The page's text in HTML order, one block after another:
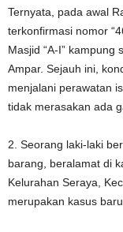
Ternyata, pada awal
terkonfirmasi nomor
Masjid “A-I” kampung
Ampar. Sejauh ini,
menjalani perawatan
tidak merasakan ada
2. Seorang laki-laki
barang, beralamat di
Kelurahan Seraya,
merupakan kasus